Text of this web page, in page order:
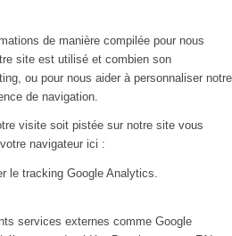
de manière compilée pour nous
site est utilisé et combien son
ou pour nous aider à personnaliser notre
de navigation.
visite soit pistée sur notre site vous
navigateur ici :
le tracking Google Analytics.
services externes comme Google